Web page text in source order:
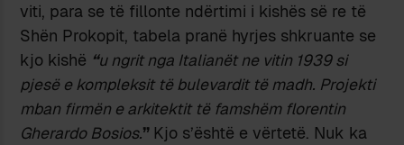
viti, para se të fillonte ndërtimi i kishës së re të
Shën Prokopit, tabela pranë hyrjes shkruante se
kjo kishë “u ngrit nga Italianët ne vitin 1939 si
pjesë e kompleksit të bulevardit të madh. Projekti
mban firmën e arkitektit të famshëm florentin
Gherardo Bosios.” Kjo s’është e vërtetë. Nuk ka